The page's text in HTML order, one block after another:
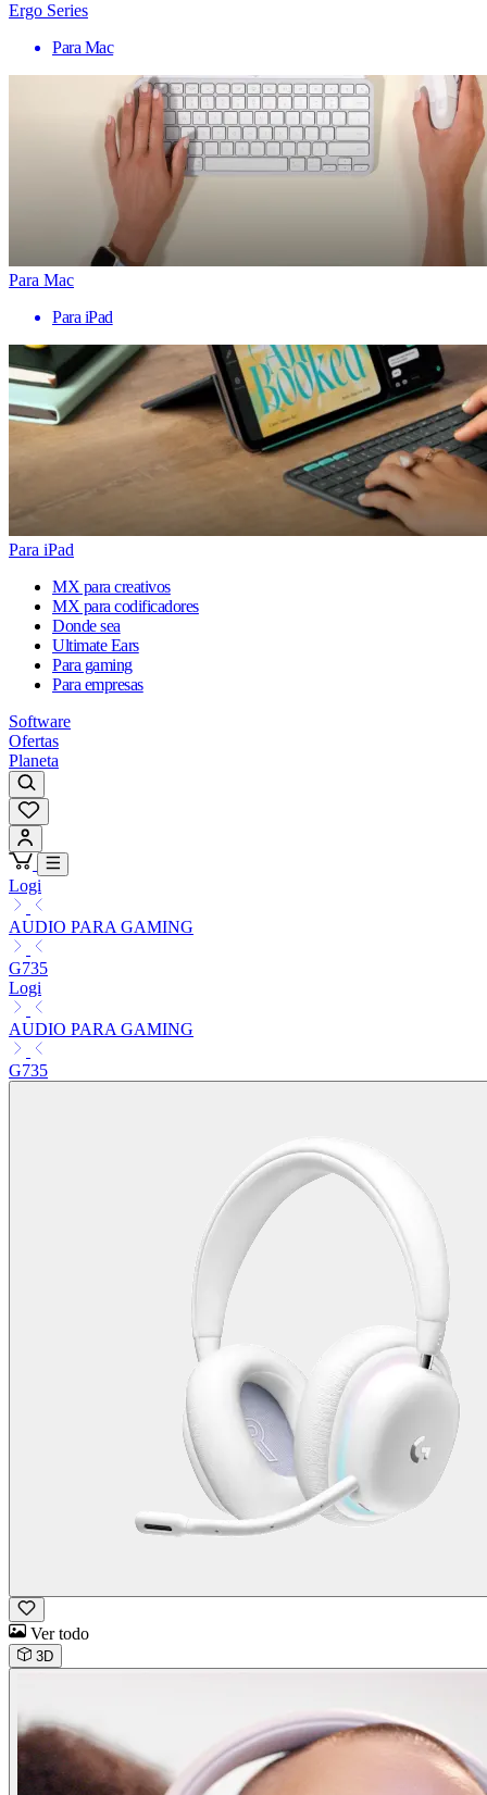
Ergo Series
Para Mac
Para Mac
Para iPad
Para iPad
MX para creativos
MX para codificadores
Donde sea
Ultimate Ears
Para gaming
Para empresas
Software
Ofertas
Planeta
Logi
AUDIO PARA GAMING
G735
Logi
AUDIO PARA GAMING
G735
Ver todo
3D